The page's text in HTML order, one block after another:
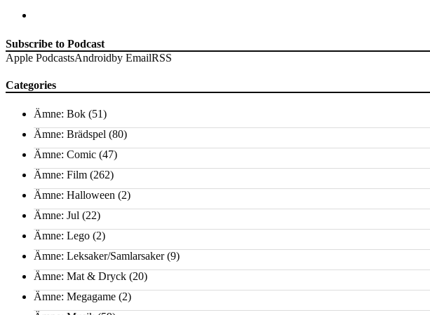
Subscribe to Podcast
Apple PodcastsAndroidby EmailRSS
Categories
Ämne: Bok (51)
Ämne: Brädspel (80)
Ämne: Comic (47)
Ämne: Film (262)
Ämne: Halloween (2)
Ämne: Jul (22)
Ämne: Lego (2)
Ämne: Leksaker/Samlarsaker(9)
Ämne: Mat & Dryck (20)
Ämne: Megagame (2)